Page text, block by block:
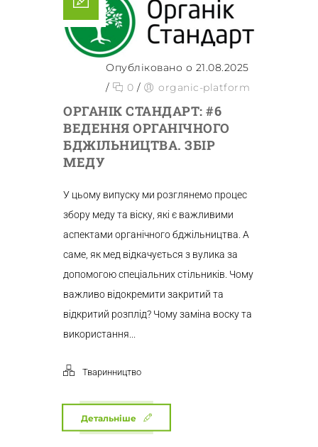
Опубліковано о 21.08.2025
/
0 / organic-platform
ОРГАНІК СТАНДАРТ: #6
ВЕДЕННЯ ОРГАНІЧНОГО
БДЖІЛЬНИЦТВА. ЗБІР
МЕДУ
У цьому випуску ми розглянемо процес
збору меду та віску, які є важливими
аспектами органічного бджільництва. А
саме, як мед відкачується з вулика за
допомогою спеціальних стільників. Чому
важливо відокремити закритий та
відкритий розплід? Чому заміна воску та
використання...
Тваринництво
Детальніше